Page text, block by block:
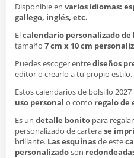
Disponible en varios idiomas:
gallego, inglés, etc.
Elcalendario personalizado de
tamaño 7 cm x 10 cm
Puedes escoger entrediseños
editor o crearlo a tu propio estilo.
Estoscalendarios de bolsillo
uso personal o como regalo de
Es un detalle bonito para
personalizado de carterase
brillante. Las esquinasde este
personalizadoson